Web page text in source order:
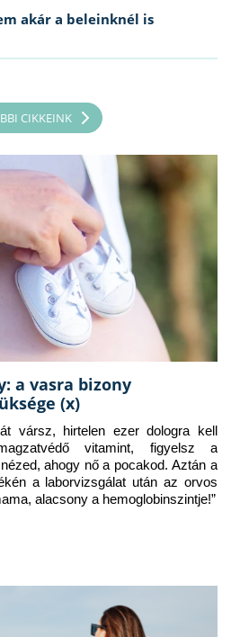
akár a beleinknél is
CIKKEINK
a vasra bizony
(x)
vársz, hirtelen ezer dologra kell
vitamint, figyelsz a
ahogy nő a pocakod. Aztán a
a laborvizsgálat után az orvos
alacsony a hemoglobinszintje!”